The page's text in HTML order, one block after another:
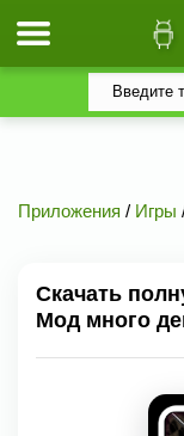
Приложения / Игры
Скачать
Мод много